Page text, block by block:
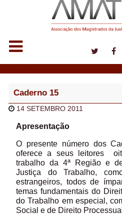
Caderno 15
14 SETEMBRO 2011
Apresentação
O presente número dos
oferece a seus leitores
trabalho da 4ª Região e
Justiça do Trabalho,
estrangeiros, todos de
temas fundamentais do
do Trabalho em especial,
Social e de Direito